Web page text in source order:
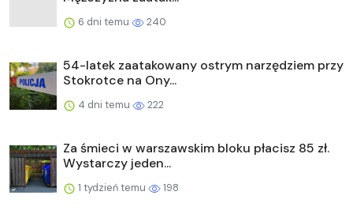
6 dni temu 240
54-latek zaatakowany ostrym narzędziem przy
Stokrotce na Ony...
4 dni temu 222
Za śmieci w warszawskim bloku płacisz 85 zł.
Wystarczy jeden...
1 tydzień temu 198